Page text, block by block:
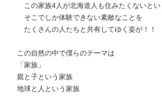
この家族4人が北海道人も住みたくないと
そこでしか体験できない素敵なことを
たくさんの人たちと共有してゆく姿が！！
この自然の中で僕らのテーマは
「家族」
親と子という家族
地球と人という家族